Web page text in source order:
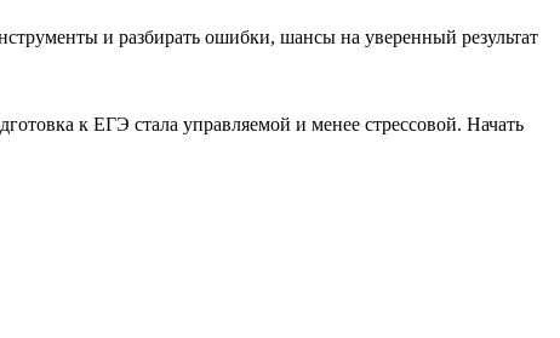
и разбирать ошибки, шансы на уверенный результат
к ЕГЭ стала управляемой и менее стрессовой. Начать